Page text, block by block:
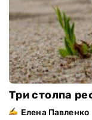
Три столпа
Елена Павленко